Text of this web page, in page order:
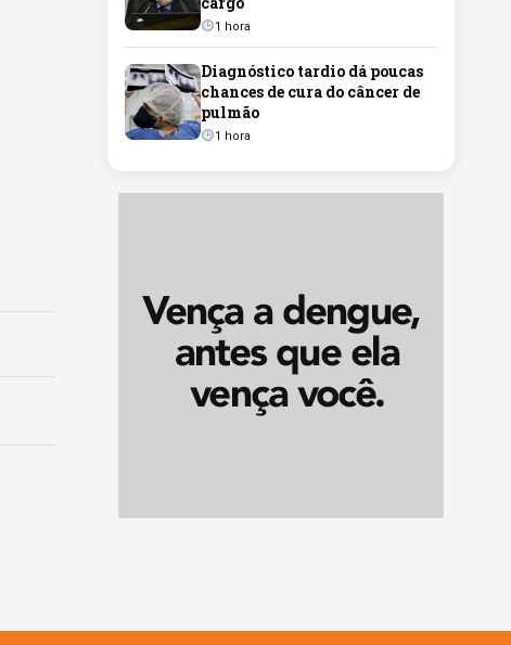
1 hora
Diagnóstico tardio dá poucas
chances de cura do câncer de
pulmão
1 hora